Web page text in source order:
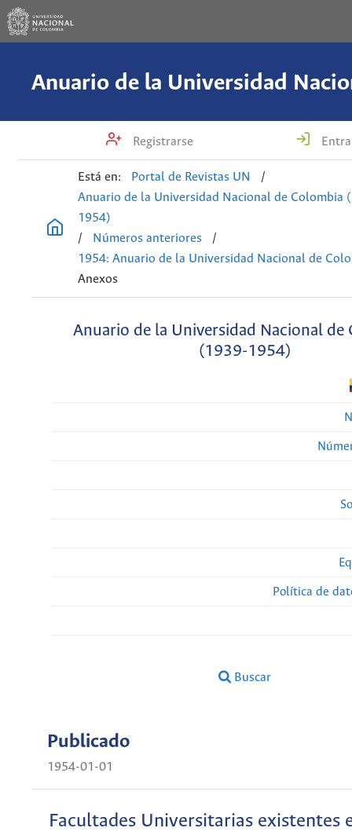
Registrarse
Está en: Portal de Revistas UN
/
Anuario de la Universidad Nacional de Colombia
1954)
/
Números anteriores
/
1954: Anuario de la Universidad Nacional de
Anexos
Anuario de la Universidad Nacional de
(1939-1954)
Política de
Buscar
Publicado
1954-01-01
Facultades Universitarias existentes